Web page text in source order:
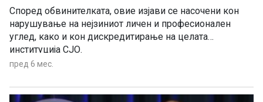
Според обвинителката, овие изјави се насочени кон
нарушување на нејзиниот личен и професионален
углед, како и кон дискредитирање на целата
институција СЈО.
пред 6 мес.